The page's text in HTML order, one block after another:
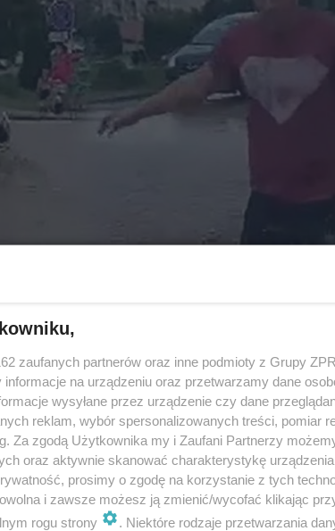
zaufanych partnerów oraz inne podmioty z Grupy
informacje na urządzeniu oraz przetwarzamy dane
wysyłane przez urządzenie czy dane
reklam, wybór spersonalizowanych treści, pomiar
Za zgodą Użytkownika my i Zaufani Partnerzy
oraz aktywnie skanować charakterystykę
prosimy o zgodę na korzystanie z tych
i zawsze możesz ją zmienić/wycofać klikając
rogu strony
. Niektóre rodzaje przetwarzania